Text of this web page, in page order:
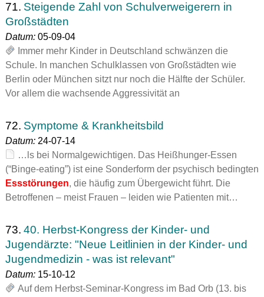
71. Steigende Zahl von Schulverweigerern in
Großstädten
Datum:05-09-04
Immer mehr Kinder in Deutschland schwänzen die
Schule. In manchen Schulklassen von Großstädten wie
Berlin oder München sitzt nur noch die Hälfte der Schüler.
Vor allem die wachsende Aggressivität an
72. Symptome & Krankheitsbild
Datum:24-07-14
…ls bei Normalgewichtigen. Das Heißhunger-Essen
(“Binge-eating”) ist eine Sonderform der psychisch bedingten
Essstörungen, die häufig zum Übergewicht führt. Die
Betroffenen – meist Frauen – leiden wie Patienten mit…
73. 40. Herbst-Kongress der Kinder- und
Jugendärzte: "Neue Leitlinien in der Kinder- und
Jugendmedizin - was ist relevant"
Datum:15-10-12
Auf dem Herbst-Seminar-Kongress im Bad Orb (13. bis